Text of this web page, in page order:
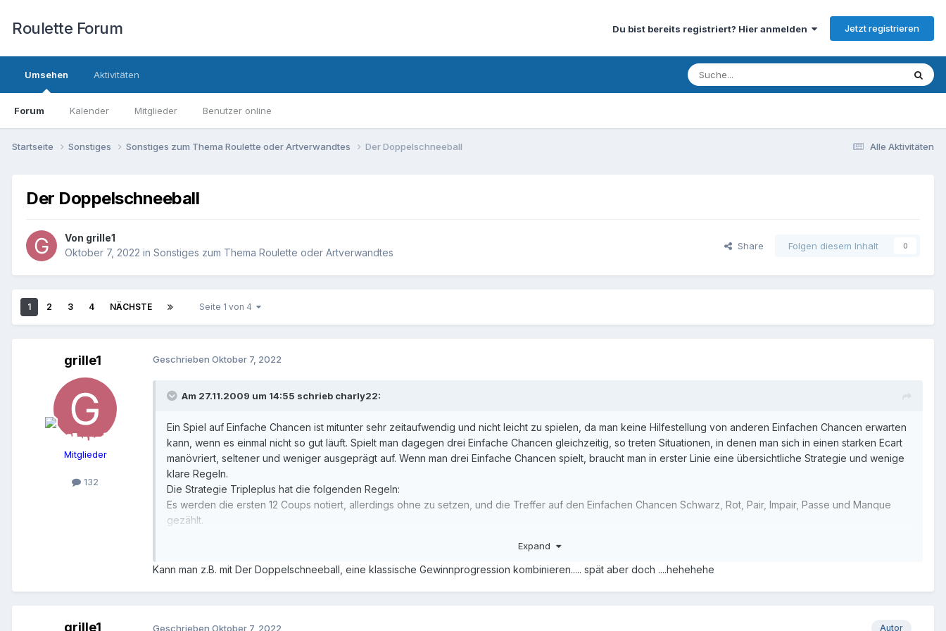
Roulette Forum Du bist bereits registriert? Hier anmelden Jetzt registrieren
Umsehen
Forum Kalender Mitglieder Benutzer online
Aktivitäten
Alle Aktivitäten
Startseite Sonstiges Sonstiges zum Thema Roulette oder Artverwandtes Der Doppelschneeball
Der Doppelschneeball
Von grille1
Oktober 7, 2022 in Sonstiges zum Thema Roulette oder Artverwandtes
Share Folgen diesem Inhalt 0
1 2 3 4 NÄCHSTE Seite 1 von 4
grille1
Mitglieder
132
Geschrieben Oktober 7, 2022
Am 27.11.2009 um 14:55 schrieb charly22:
Ein Spiel auf Einfache Chancen ist mitunter sehr zeitaufwendig und nicht leicht zu spielen, da man keine Hilfestellung von anderen Einfachen Chancen erwarten
kann, wenn es einmal nicht so gut läuft. Spielt man dagegen drei Einfache Chancen gleichzeitig, so treten Situationen, in denen man sich in einen starken Ecart
manövriert, seltener und weniger ausgeprägt auf. Wenn man drei Einfache Chancen spielt, braucht man in erster Linie eine übersichtliche Strategie und wenige
klare Regeln.
Die Strategie Tripleplus hat die folgenden Regeln:
Es werden die ersten 12 Coups notiert, allerdings ohne zu setzen, und die Treffer auf den Einfachen Chancen Schwarz, Rot, Pair, Impair, Passe und Manque
gezählt.
Bei Gleichstand von zwei äquivalenten Chancen wird diejenige ausgewählt, deren letzter Treffer am weitesten zurück liegt.
Die gewählten drei Einfachen Chancen werden 7 Coups mit je 1 Stück gesetzt.
Expand
Kann man z.B. mit Der Doppelschneeball, eine klassische Gewinnprogression kombinieren..... spät aber doch ....hehehehe
grille1 Autor
Geschrieben Oktober 7, 2022